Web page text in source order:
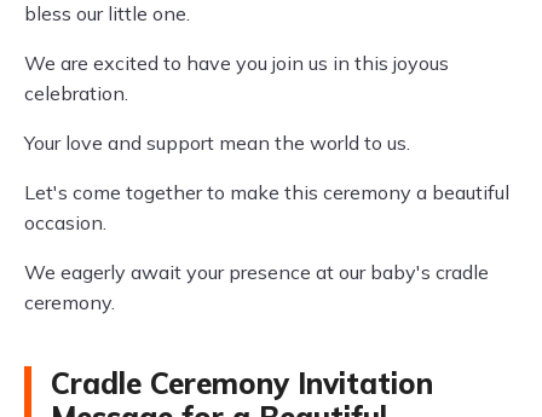
bless our little one.
We are excited to have you join us in this joyous
celebration.
Your love and support mean the world to us.
Let's come together to make this ceremony a beautiful
occasion.
We eagerly await your presence at our baby's cradle
ceremony.
Cradle Ceremony Invitation